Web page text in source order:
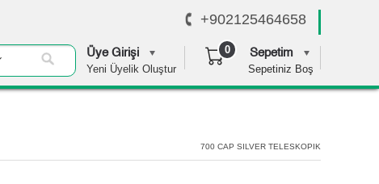
+902125464658
Üye Girişi
Yeni Üyelik Oluştur
Sepetim
0
Sepetiniz Boş
0,00 TL
700 CAP SILVER TELESKOPIK